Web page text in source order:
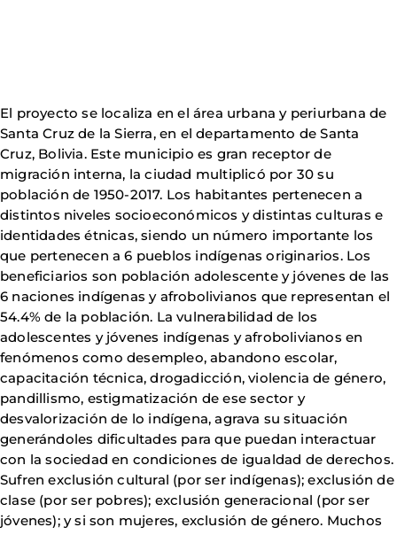
El proyecto se localiza en el área urbana y periurbana de
Santa Cruz de la Sierra, en el departamento de Santa
Cruz, Bolivia. Este municipio es gran receptor de
migración interna, la ciudad multiplicó por 30 su
población de 1950-2017. Los habitantes pertenecen a
distintos niveles socioeconómicos y distintas culturas e
identidades étnicas, siendo un número importante los
que pertenecen a 6 pueblos indígenas originarios. Los
beneficiarios son población adolescente y jóvenes de las
6 naciones indígenas y afrobolivianos que representan el
54.4% de la población. La vulnerabilidad de los
adolescentes y jóvenes indígenas y afrobolivianos en
fenómenos como desempleo, abandono escolar,
capacitación técnica, drogadicción, violencia de género,
pandillismo, estigmatización de ese sector y
desvalorización de lo indígena, agrava su situación
generándoles dificultades para que puedan interactuar
con la sociedad en condiciones de igualdad de derechos.
Sufren exclusión cultural (por ser indígenas); exclusión de
clase (por ser pobres); exclusión generacional (por ser
jóvenes); y si son mujeres, exclusión de género. Muchos